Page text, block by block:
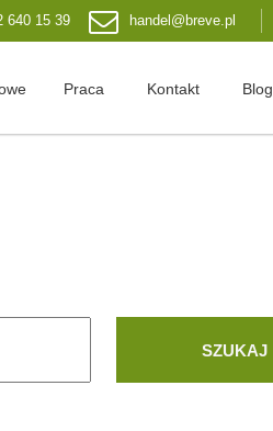
640 15 39 handel@breve.pl
Praca Kontakt Blog
SZUKAJ